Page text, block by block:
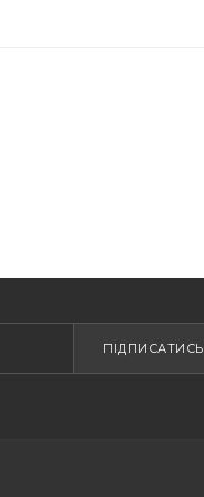
ПІДПИСАТИСЬ